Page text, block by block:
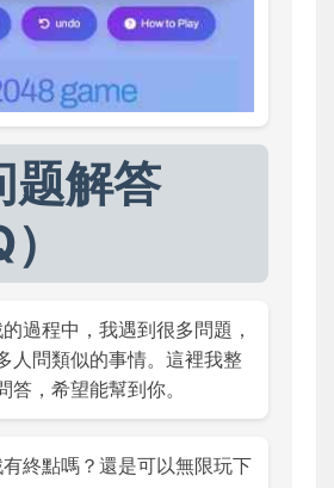
题解答
過程中，我遇到很多問題，
人問類似的事情。這裡我整
答，希望能幫到你。
終點嗎？還是可以無限玩下